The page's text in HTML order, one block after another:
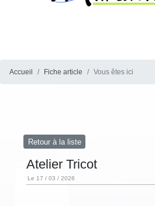
Accueil Fiche article Vous êtes ici
Retour à la liste
Atelier Tricot
Le 17 / 03 / 2026